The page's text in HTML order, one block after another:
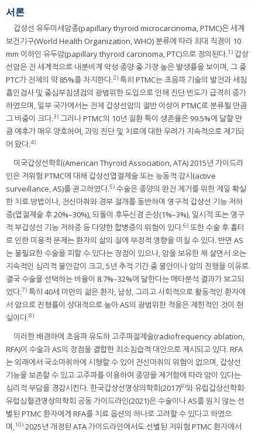
서론
갑상선 유두미세암종(papillary thyroid microcarcinoma, PTMC)은 세계
보건기구(World Health Organization, WHO) 분류에 따라 최대 직경이 10
mm 이하인 유두암(papillary thyroid carcinoma, PTC)으로 정의된다.1) 갑상
선암은 전 세계적으로 내분비계 악성 종양 중 가장 높은 발생률을 보이며, 그 중
PTC가 전체의 약 85%를 차지한다.2) 특히 PTMC는 초음파 기술의 발전과 세침
흡인검사 및 중심부침생검의 광범위한 도입으로 인해 진단 빈도가 급격히 증가
하였으며, 일부 국가에서는 전체 갑상선암의 절반 이상이 PTMC로 분류될 만큼
그 비중이 크다.3) 그러나 PTMC의 10년 질환 특이 생존율은 99.5%에 달할 만
큼 예후가 매우 양호하여, 과잉 진단 및 치료에 대한 우려가 지속적으로 제기되
어 왔다.4)
미국갑상선학회(American Thyroid Association, ATA) 2015년 가이드라
인은 저위험 PTMC에 대해 갑상선엽절제술 또는 능동적 감시(active
surveillance, AS)를 권고하였다.5) 수술은 종양의 완전 제거를 위한 제일 확실
한 치료 방법이나, 전신마취와 경부 절개를 동반하며 영구적 갑상선 기능 저하
증(엽절제술 후 20%–30%), 되돌이 후두신경 손상(1%–3%), 일시적 또는 영구
적 부갑상선 기능 저하증 등 다양한 합병증의 위험이 있다.6) 또한 수술 후 흉터
로 인한 미용적 문제는 환자의 삶의 질에 부정적 영향을 미칠 수 있다. 반면 AS
는 불필요한 수술을 피할 수 있다는 장점이 있으나, 암을 보유한 채 살면서 오는
지속적인 심리적 불안감이 크고, 5년 추적 기간 중 불안이나 암의 진행을 이유로
결국 수술을 선택하는 비율이 8.7%–32%에 달한다는 메타분석 결과가 보고되
었다.7) 특히 40세 미만의 젊은 환자, 남성, 그리고 사회적으로 활동적인 환자에
서 암으로 진행률이 상대적으로 높아 AS의 광범위한 적용은 제한적인 것이 현
실이다.8)
이러한 배경하에 초음파 유도하 고주파절제술(radiofrequency ablation,
RFA)이 수술과 AS의 장점을 결합한 최소침습적 대안으로 제시되고 있다. RFA
는 외래에서 국소마취하에 시행할 수 있어 전신마취의 위험이 없으며, 갑상선
기능을 보존할 수 있고 고주파를 이용하여 종양을 제거함에 따라 암이 있다는
심리적 부담을 경감시킨다. 한국갑상선영상의학회(2017)9)와 유럽갑상선학회·
유럽심혈관영상의학회 공동 가이드라인(2021)은 수술이나 AS를 원치 않는 선
별된 PTMC 환자에게 RFA를 치료 옵션의 하나로 고려할 수 있다고 하였으
며,10) 2025년 개정된 ATA 가이드라인에서도 선별된 저위험 PTMC 환자에서